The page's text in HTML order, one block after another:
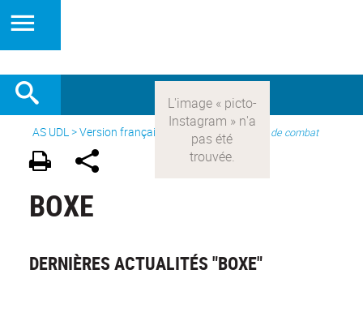
AS UDL>Version française > Les sports > Sports de combat
BOXE
DERNIÈRES ACTUALITÉS "BOXE"